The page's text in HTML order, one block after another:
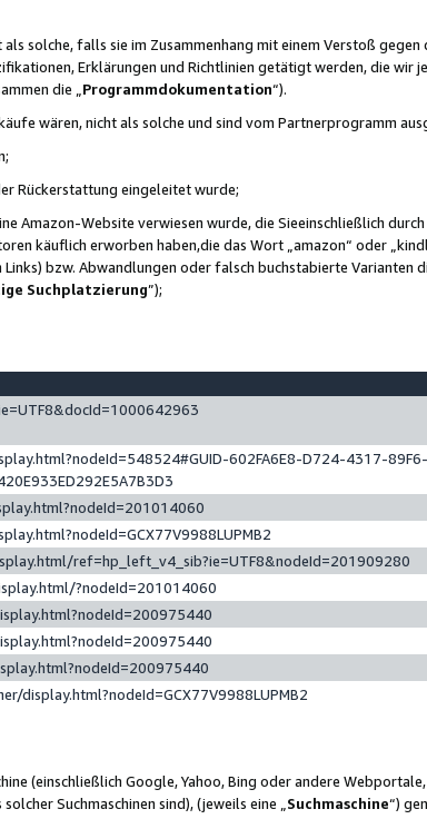
solche, falls sie im Zusammenhang mit einem Verstoß
Erklärungen und Richtlinien getätigt werden, die
die „ Programmdokumentation“).
wären, nicht als solche und sind vom Partnerprogramm
Rückerstattung eingeleitet wurde;
Amazon-Website verwiesen wurde, die Sieeinschließlich
käuflich erworben haben,die das Wort „amazon“ oder
bzw. Abwandlungen oder falsch buchstabierte Varianten
Suchplatzierung”);
602FA6E8-D724-4317-89F6-
ref=hp_left_v4_sib?ie=UTF8&nodeId=201909280
?nodeId=201014060
display.html?nodeId=GCX77V9988LUPMB2
(einschließlich Google, Yahoo, Bing oder andere
Suchmaschinen sind), (jeweils eine „ Suchmaschine“)